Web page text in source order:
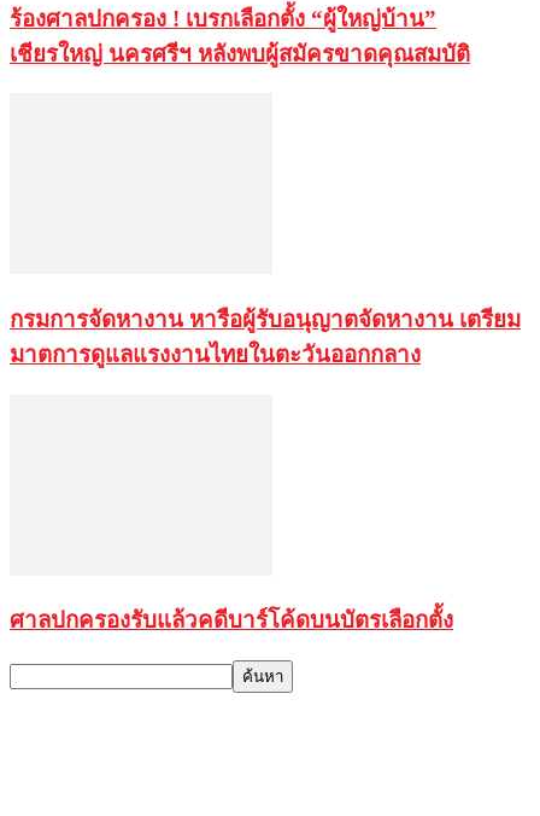
ร้องศาลปกครอง ! เบรกเลือกตั้ง “ผู้ใหญ่บ้าน”
เชียรใหญ่ นครศรีฯ หลังพบผู้สมัครขาดคุณสมบัติ
กรมการจัดหางาน หารือผู้รับอนุญาตจัดหางาน เตรียม
มาตการดูแลแรงงานไทยในตะวันออกกลาง
ศาลปกครองรับแล้วคดีบาร์โค้ดบนบัตรเลือกตั้ง